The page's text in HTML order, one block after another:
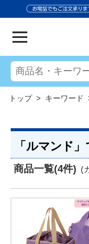
トップ> キーワード
「ルマンド
商品一覧(4件) (